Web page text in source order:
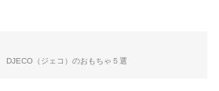
（ジェコ）のおもちゃ５選